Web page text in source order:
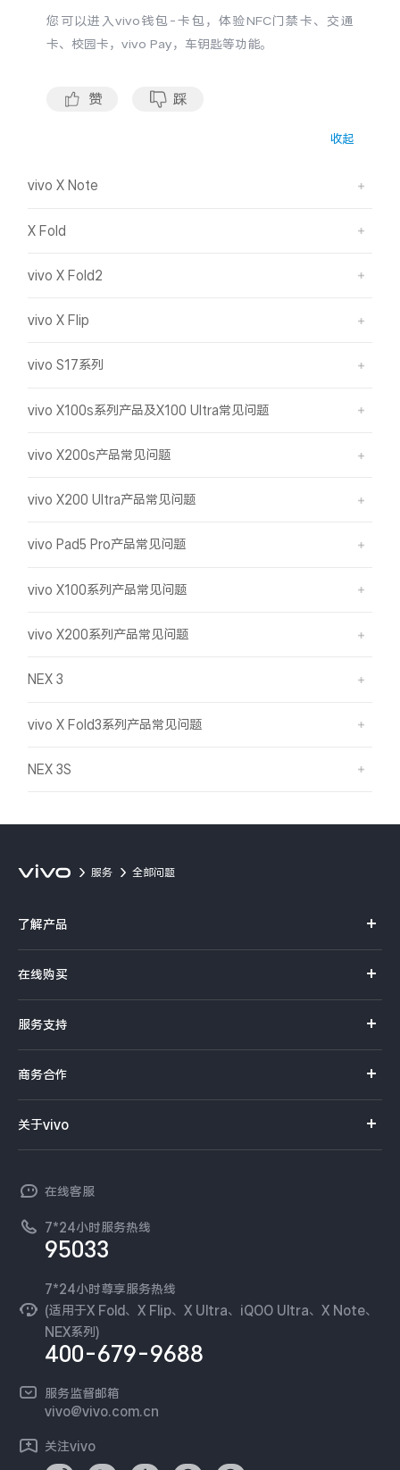
您可以进入vivo钱包-卡包，体验NFC门禁卡、交通
卡、校园卡，vivo Pay，车钥匙等功能。
赞 踩
收起
vivo X Note
X Fold
vivo X Fold2
vivo X Flip
vivo S17系列
vivo X100s系列产品及X100 Ultra常见问题
vivo X200s产品常见问题
vivo X200 Ultra产品常见问题
vivo Pad5 Pro产品常见问题
vivo X100系列产品常见问题
vivo X200系列产品常见问题
NEX 3
vivo X Fold3系列产品常见问题
NEX 3S
服务 全部问题
了解产品
S系列
Y系列
iQOO手机
T系列
NEX系列
在线购买
选购手机
选购配件
订单查询
服务支持
服务网点
查找手机
环保回收
安全公告
服务隐私政策
Log还原LUTs下载
vivo 办公套件
商务合作
开放平台
vivo 企业业务
廉正合规
国补营业执照
无线电发射设备销售备案
关于vivo
工作机会
新闻资讯
可持续发展
vivo 蔡司影像
开发者社区
在线客服
7*24小时服务热线
95033
7*24小时尊享服务热线
(适用于X Fold、X Flip、X Ultra、iQOO Ultra、X Note、
NEX系列)
400-679-9688
服务监督邮箱
vivo@vivo.com.cn
关注vivo